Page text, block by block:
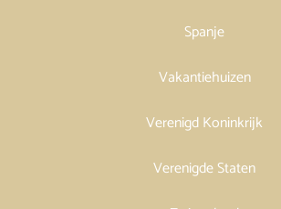
Spanje
Vakantiehuizen
Verenigd Koninkrijk
Verenigde Staten